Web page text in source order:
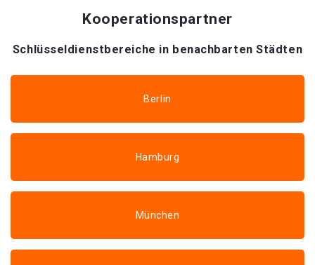
Kooperationspartner
Schlüsseldienstbereiche in benachbarten Städten
Berlin
Hamburg
München